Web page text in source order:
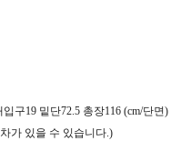
구19 밑단72.5 총장116 (cm/단면)
가 있을 수 있습니다.)